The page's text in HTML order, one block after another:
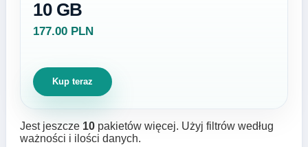
10 GB
177.00 PLN
Kup teraz
Jest jeszcze 10 pakietów więcej. Użyj filtrów według
ważności i ilości danych.